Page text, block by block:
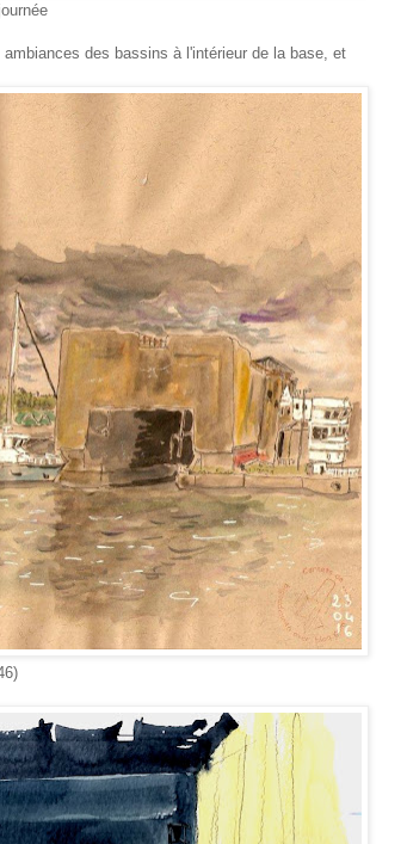
des bassins à l'intérieur de la base, et